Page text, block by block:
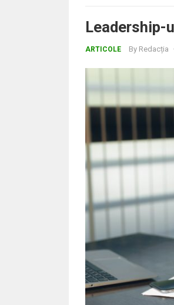
Leadership-
ARTICOLE By Redacția ·